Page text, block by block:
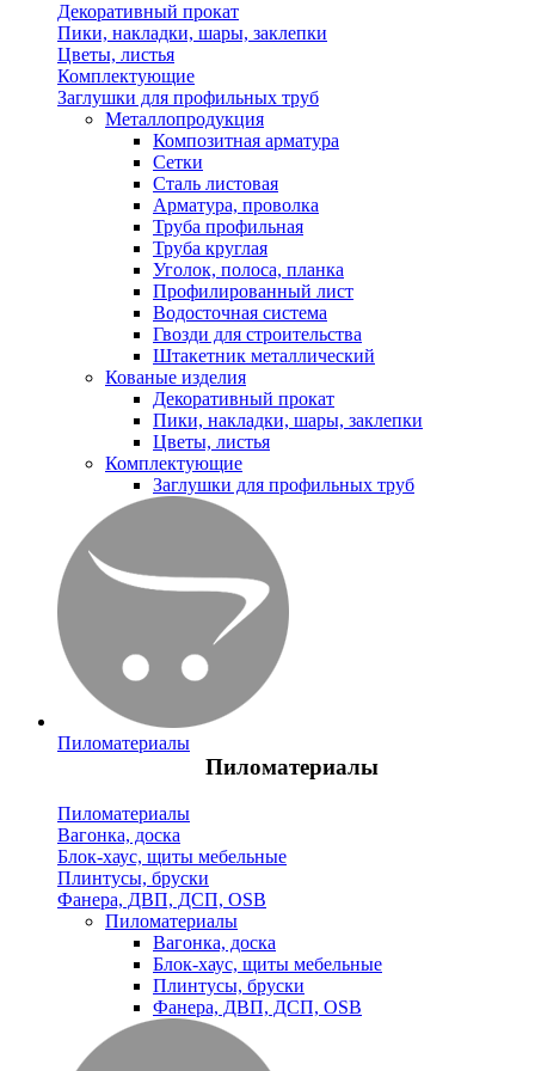
Декоративный прокат
Пики, накладки, шары, заклепки
Цветы, листья
Комплектующие
Заглушки для профильных труб
Металлопродукция
Композитная арматура
Сетки
Сталь листовая
Арматура, проволка
Труба профильная
Труба круглая
Уголок, полоса, планка
Профилированный лист
Водосточная система
Гвозди для строительства
Штакетник металлический
Кованые изделия
Декоративный прокат
Пики, накладки, шары, заклепки
Цветы, листья
Комплектующие
Заглушки для профильных труб
Пиломатериалы
Пиломатериалы
Пиломатериалы
Вагонка, доска
Блок-хаус, щиты мебельные
Плинтусы, бруски
Фанера, ДВП, ДСП, OSB
Пиломатериалы
Вагонка, доска
Блок-хаус, щиты мебельные
Плинтусы, бруски
Фанера, ДВП, ДСП, OSB